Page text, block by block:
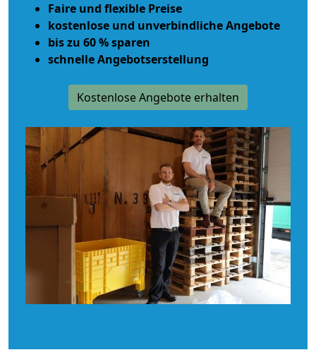
Faire und flexible Preise
kostenlose und unverbindliche Angebote
bis zu 60 % sparen
schnelle Angebotserstellung
Kostenlose Angebote erhalten